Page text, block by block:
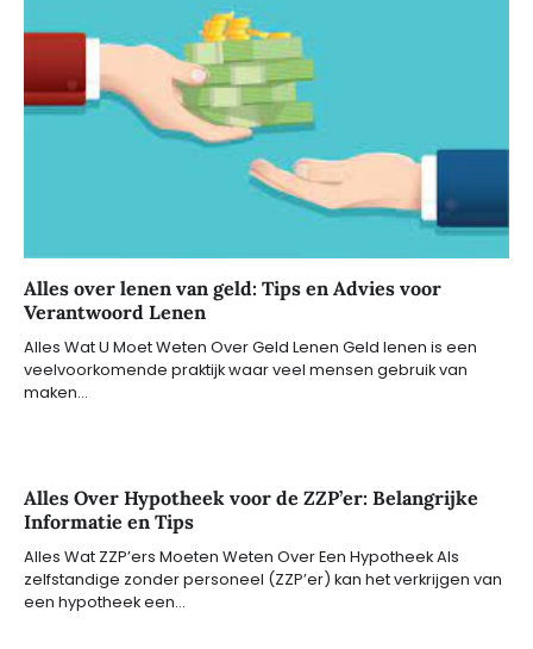
Alles over lenen van geld: Tips en Advies voor
Verantwoord Lenen
Alles Wat U Moet Weten Over Geld Lenen Geld lenen is een
veelvoorkomende praktijk waar veel mensen gebruik van
maken…
Alles Over Hypotheek voor de ZZP’er: Belangrijke
Informatie en Tips
Alles Wat ZZP’ers Moeten Weten Over Een Hypotheek Als
zelfstandige zonder personeel (ZZP’er) kan het verkrijgen van
een hypotheek een…